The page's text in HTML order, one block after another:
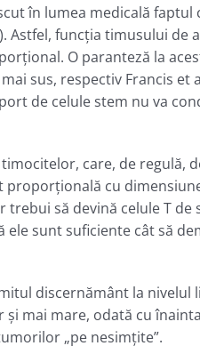
în lumea medicală faptul
Astfel, funcţia timusului de
O paranteză la
sus, respectiv Francis et
de celule stem nu va
care, de regulă,
cu
să devină celule T de
sunt suficiente cât să
discernământ la nivelul
mai mare, odată cu
„pe nesimţite”.